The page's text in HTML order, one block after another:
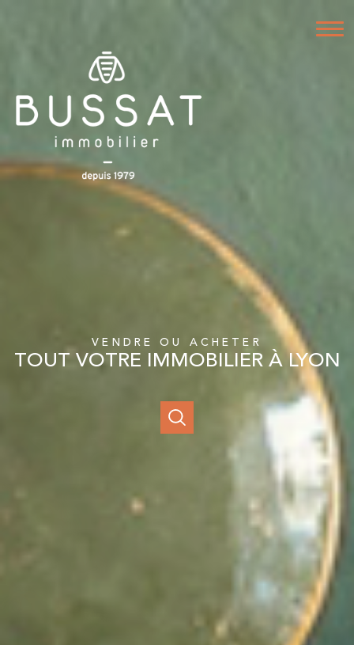
VENDRE OU ACHETER
TOUT VOTRE IMMOBILIER À LYON